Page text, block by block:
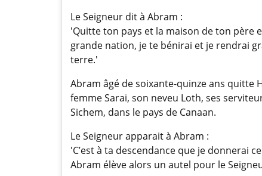
Le Seigneur dit à Abram :
'Quitte ton pays et la maison de ton père
grande nation, je te bénirai et je rendrai
terre.'
Abram âgé de soixante-quinze ans quitte
femme Sarai, son neveu Loth, ses
Sichem, dans le pays de Canaan.
Le Seigneur apparait à Abram :
'C’est à ta descendance que je donnerai
Abram élève alors un autel pour le